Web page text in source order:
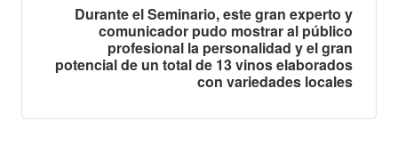
Durante el Seminario, este gran experto y
comunicador pudo mostrar al público
profesional la personalidad y el gran
potencial de un total de 13 vinos elaborados
con variedades locales